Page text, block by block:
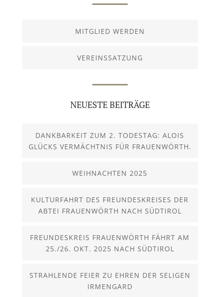
MITGLIED WERDEN
VEREINSSATZUNG
NEUESTE BEITRÄGE
DANKBARKEIT ZUM 2. TODESTAG: ALOIS
GLÜCKS VERMÄCHTNIS FÜR FRAUENWÖRTH.
WEIHNACHTEN 2025
KULTURFAHRT DES FREUNDESKREISES DER
ABTEI FRAUENWÖRTH NACH SÜDTIROL
FREUNDESKREIS FRAUENWÖRTH FÄHRT AM
25./26. OKT. 2025 NACH SÜDTIROL
STRAHLENDE FEIER ZU EHREN DER SELIGEN
IRMENGARD